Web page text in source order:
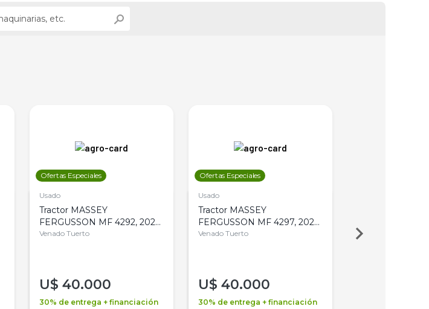
Ofertas Especiales
Usado
Tractor MASSEY
FERGUSSON MF 4292, 2020,
4WD, PATON
Venado Tuerto
U$ 40.000
30% de entrega + financiación
Ofertas Especiales
Usado
Tractor MASSEY
FERGUSSON MF 4297, 2020,
4WD, PATON
Venado Tuerto
U$ 40.000
30% de entrega + financiación
Venado Tuerto